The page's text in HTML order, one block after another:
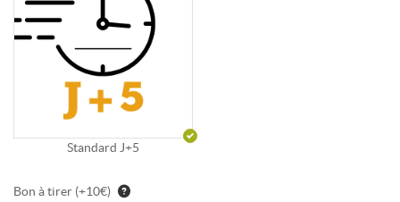
Standard J+5
Bon à tirer (+10€)